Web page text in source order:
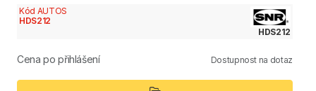
Kód AUTOS
HDS212
HDS212
Cena po přihlášení Dostupnost na dotaz